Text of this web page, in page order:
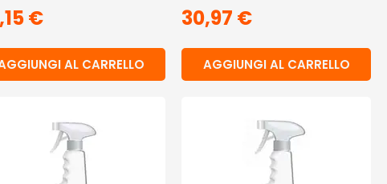
€
AL CARRELLO
30,97 €
AGGIUNGI AL CARRELLO